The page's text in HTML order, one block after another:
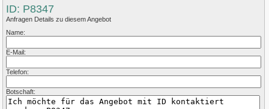
ID: P8347
Anfragen Details zu diesem Angebot
Name:
E-Mail:
Telefon:
Botschaft: